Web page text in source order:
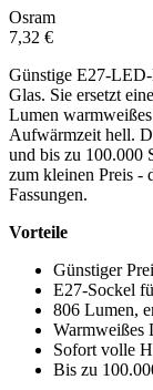
Osram
7,32 €
Günstige E27-
Glas. Sie ersetzt
Lumen
Aufwärmzeit hell.
und bis zu 100.000
zum kleinen Preis -
Fassungen.
Vorteile
Günstiger
E27-Sockel
806 Lumen,
Warmweißes
Sofort volle
Bis zu